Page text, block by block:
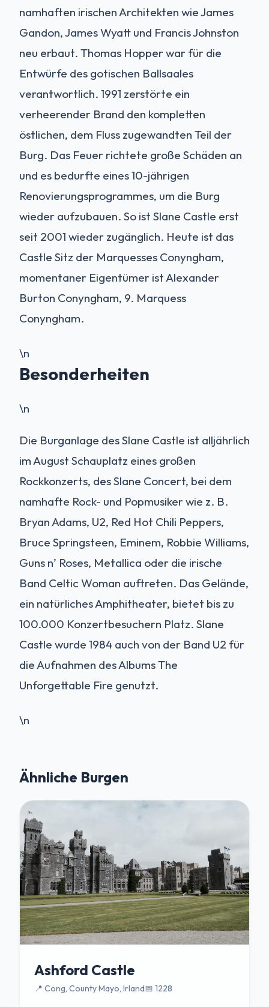
namhaften irischen Architekten wie James
Gandon, James Wyatt und Francis Johnston
neu erbaut. Thomas Hopper war für die
Entwürfe des gotischen Ballsaales
verantwortlich. 1991 zerstörte ein
verheerender Brand den kompletten
östlichen, dem Fluss zugewandten Teil der
Burg. Das Feuer richtete große Schäden an
und es bedurfte eines 10-jährigen
Renovierungsprogrammes, um die Burg
wieder aufzubauen. So ist Slane Castle erst
seit 2001 wieder zugänglich. Heute ist das
Castle Sitz der Marquesses Conyngham,
momentaner Eigentümer ist Alexander
Burton Conyngham, 9. Marquess
Conyngham.
\n
Besonderheiten
\n
Die Burganlage des Slane Castle ist alljährlich
im August Schauplatz eines großen
Rockkonzerts, des Slane Concert, bei dem
namhafte Rock- und Popmusiker wie z. B.
Bryan Adams, U2, Red Hot Chili Peppers,
Bruce Springsteen, Eminem, Robbie Williams,
Guns n’ Roses, Metallica oder die irische
Band Celtic Woman auftreten. Das Gelände,
ein natürliches Amphitheater, bietet bis zu
100.000 Konzertbesuchern Platz. Slane
Castle wurde 1984 auch von der Band U2 für
die Aufnahmen des Albums The
Unforgettable Fire genutzt.
\n
Ähnliche Burgen
Ashford Castle
📍 Cong, County Mayo, Irland📅 1228